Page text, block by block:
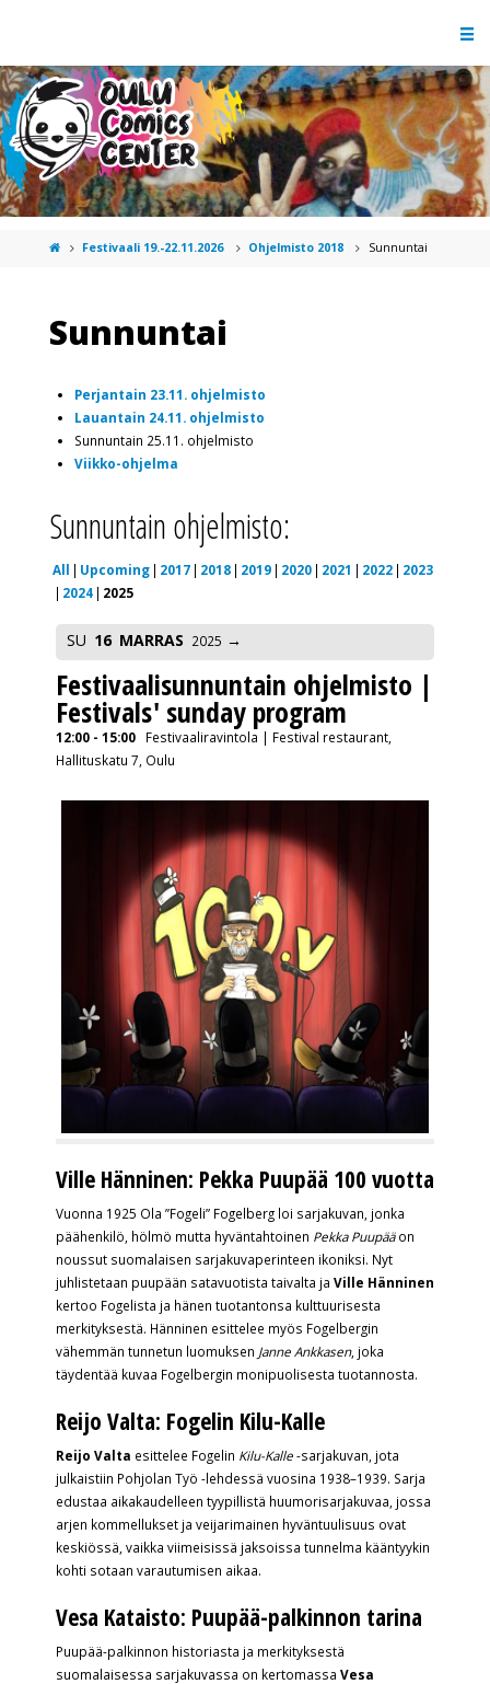
Festivaali 19.-22.11.2026 Ohjelmisto 2018 Sunnuntai
Sunnuntai
Perjantain 23.11. ohjelmisto
Lauantain 24.11. ohjelmisto
Sunnuntain 25.11. ohjelmisto
Viikko-ohjelma
Sunnuntain ohjelmisto:
All Upcoming 2017 2018 2019 2020 2021 2022
2023
2024
2025
SU 16 MARRAS 2025
Festivaalisunnuntain ohjelmisto |
Festivals' sunday program
12:00 - 15:00
Festivaaliravintola | Festival restaurant,
Hallituskatu 7, Oulu
Ville Hänninen: Pekka Puupää 100 vuotta
Vuonna 1925 Ola ”Fogeli” Fogelberg loi sarjakuvan, jonka
päähenkilö, hölmö mutta hyväntahtoinen Pekka Puupääon
noussut suomalaisen sarjakuvaperinteen ikoniksi. Nyt
juhlistetaan puupään satavuotista taivalta ja Ville Hänninen
kertoo Fogelista ja hänen tuotantonsa kulttuurisesta
merkityksestä. Hänninen esittelee myös Fogelbergin
vähemmän tunnetun luomuksen Janne Ankkasen, joka
täydentää kuvaa Fogelbergin monipuolisesta tuotannosta.
Reijo Valta: Fogelin Kilu-Kalle
Reijo Valta esittelee Fogelin Kilu-Kalle-sarjakuvan, jota
julkaistiin Pohjolan Työ -lehdessä vuosina 1938–1939. Sarja
edustaa aikakaudelleen tyypillistä huumorisarjakuvaa, jossa
arjen kommellukset ja veijarimainen hyväntuulisuus ovat
keskiössä, vaikka viimeisissä jaksoissa tunnelma kääntyykin
kohti sotaan varautumisen aikaa.
Vesa Kataisto: Puupää-palkinnon tarina
Puupää-palkinnon historiasta ja merkityksestä
suomalaisessa sarjakuvassa on kertomassa Vesa